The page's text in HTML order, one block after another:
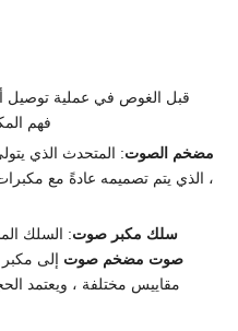
قبل الغوص في عملية توصيل أ
فهم
مضخم الصوت: المتحدث الذي
، الذي يتم تصميمه عادةً مع
سلك مكبر صوت: السلك
صوت مضخم صوت إلى
مقاييس مختلفة ، ويعتمد